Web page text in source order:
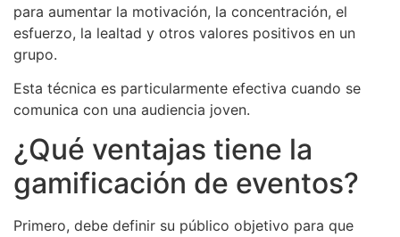
para aumentar la motivación, la concentración, el
esfuerzo, la lealtad y otros valores positivos en un
grupo.
Esta técnica es particularmente efectiva cuando se
comunica con una audiencia joven.
¿Qué ventajas tiene la
gamificación de eventos?
Primero, debe definir su público objetivo para que